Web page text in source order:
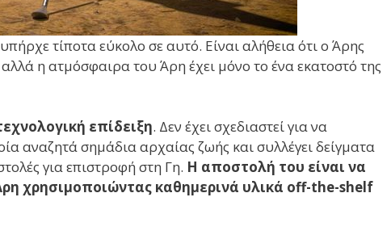
τίποτα εύκολο σε αυτό. Είναι αλήθεια ότι ο Άρης
η ατμόσφαιρα του Άρη έχει μόνο το ένα εκατοστό της
επίδειξη. Δεν έχει σχεδιαστεί για να
αναζητά σημάδια αρχαίας ζωής και συλλέγει δείγματα
για επιστροφή στη Γη. Η αποστολή του είναι να
χρησιμοποιώντας καθημερινά υλικά off-the-shelf